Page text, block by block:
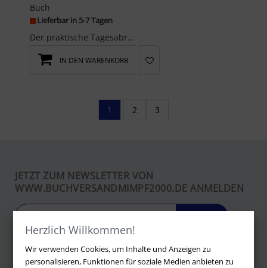
Herzlich Willkommen!
Wir verwenden Cookies, um Inhalte und Anzeigen zu
personalisieren, Funktionen für soziale Medien anbieten zu
Buch
Lieferbar in 5-7 Tagen
Der praktische Tagesabreiß-Kalender von Andrews McMeel (15,5 x 13,3 cm) bietet für jeden Tag neue...
IN DEN WARENKORB
1 2 3
JETZT ZUM NEWSLETTER VON
WWW.BUCHVERSANDMIMPF2000.DE ANMELDEN